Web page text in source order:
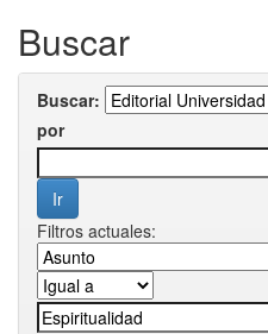
Buscar
Buscar:
por
Filtros actuales: